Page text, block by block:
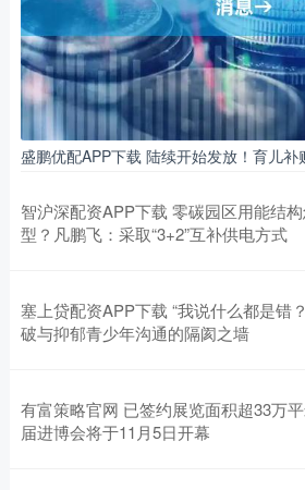
盛鹏优配APP下载 陆续开始发放！育儿
智沪深配资APP下载 零碳园区用能结
型？凡鹏飞：采取“3+2”互补供电方式
塞上贷配资APP下载 “我说什么都是
破与抑郁青少年沟通的隔阂之墙
有富策略官网 已签约展览面积超33万
届进博会将于11月5日开幕